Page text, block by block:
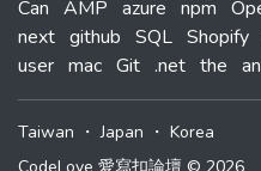
Can AMP azure npm
next github SQL Shopify
user mac Git .net the
Taiwan ・Japan ・ Korea